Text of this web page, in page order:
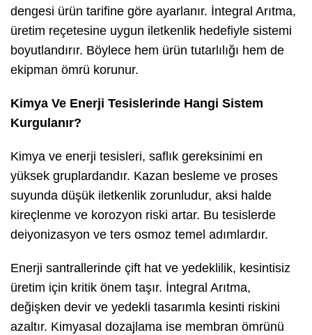
dengesi ürün tarifine göre ayarlanır. İntegral Arıtma,
üretim reçetesine uygun iletkenlik hedefiyle sistemi
boyutlandırır. Böylece hem ürün tutarlılığı hem de
ekipman ömrü korunur.
Kimya Ve Enerji Tesislerinde Hangi Sistem
Kurgulanır?
Kimya ve enerji tesisleri, saflık gereksinimi en
yüksek gruplardandır. Kazan besleme ve proses
suyunda düşük iletkenlik zorunludur, aksi halde
kireçlenme ve korozyon riski artar. Bu tesislerde
deiyonizasyon ve ters osmoz temel adımlardır.
Enerji santrallerinde çift hat ve yedeklilik, kesintisiz
üretim için kritik önem taşır. İntegral Arıtma,
değişken devir ve yedekli tasarımla kesinti riskini
azaltır. Kimyasal dozajlama ise membran ömrünü